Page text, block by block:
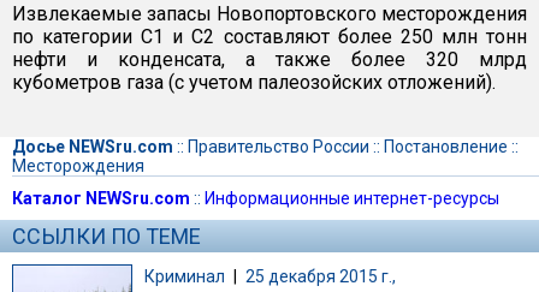
Извлекаемые запасы Новопортовского месторождения
по категории C1 и С2 составляют более 250 млн тонн
нефти и конденсата, а также более 320 млрд
кубометров газа (с учетом палеозойских отложений).
Досье NEWSru.com :: Правительство России :: Постановление ::
Месторождения
Каталог NEWSru.com :: Информационные интернет-ресурсы
ССЫЛКИ ПО ТЕМЕ
Криминал | 25 декабря 2015 г.,